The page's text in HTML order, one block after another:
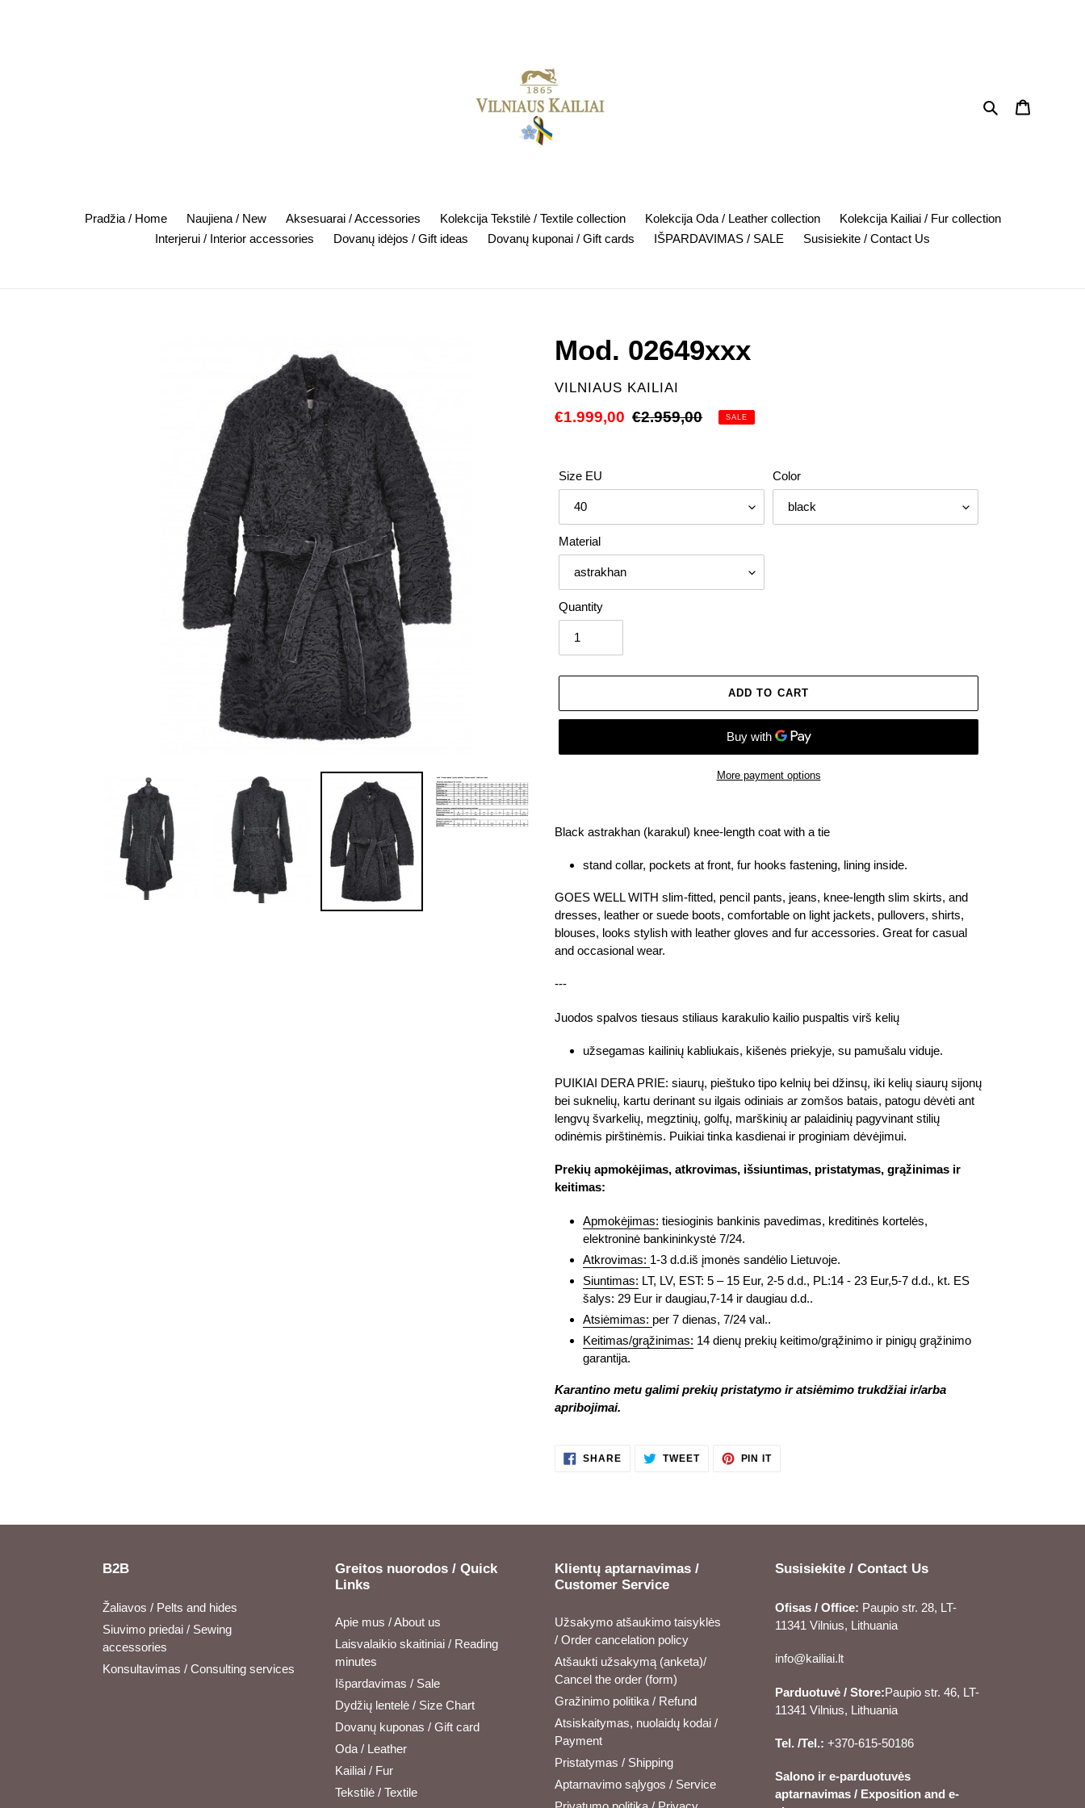
Search
Pradžia / Home Naujiena / New Aksesuarai / Accessories Kolekcija Tekstilė / Textile collection Kolekcija Oda / Leather collection
Kolekcija Kailiai / Fur collection
Interjerui / Interior accessories
Dovanų idėjos / Gift ideas Dovanų kuponai / Gift cards IŠPARDAVIMAS / SALE Susisiekite / Contact Us
Mod. 02649xxx
VENDOR
VILNIAUS KAILIAI
Sale
€1.999,00 Regular
€2.959,00 SALE
Size EU Color
Material
Quantity
ADD TO CART
More payment options
product
Black astrakhan (karakul) knee-length coat with a tie
stand collar, pockets at front, fur hooks fastening, lining inside.
GOES WELL WITH slim-fitted, pencil pants, jeans, knee-length slim skirts, and
dresses, leather or suede boots, comfortable on light jackets, pullovers, shirts,
blouses, looks stylish with leather gloves and fur accessories. Great for casual
and occasional wear.
---
Juodos spalvos tiesaus stiliaus karakulio kailio puspaltis virš kelių
užsegamas kailinių kabliukais, kišenės priekyje, su pamušalu viduje.
PUIKIAI DERA PRIE: siaurų, pieštuko tipo kelnių bei džinsų, iki kelių siaurų sijonų
bei suknelių, kartu derinant su ilgais odiniais ar zomšos batais, patogu dėvėti ant
lengvų švarkelių, megztinių, golfų, marškinių ar palaidinių pagyvinant stilių
odinėmis pirštinėmis. Puikiai tinka kasdienai ir proginiam dėvėjimui.
Prekių apmokėjimas, atkrovimas, išsiuntimas, pristatymas, grąžinimas ir
keitimas:
Apmokėjimas: tiesioginis bankinis pavedimas, kreditinės kortelės,
elektroninė bankininkystė 7/24.
Atkrovimas: 1-3 d.d.iš įmonės sandėlio Lietuvoje.
Siuntimas: LT, LV, EST: 5 – 15 Eur, 2-5 d.d., PL:14 - 23 Eur,5-7 d.d., kt. ES
šalys: 29 Eur ir daugiau,7-14 ir daugiau d.d..
Atsiėmimas: per 7 dienas, 7/24 val..
Keitimas/grąžinimas: 14 dienų prekių keitimo/grąžinimo ir pinigų grąžinimo
garantija.
Karantino metu galimi prekių pristatymo ir atsiėmimo trukdžiai ir/arba
apribojimai.
SHARESHARE TWEETTWEET
PIN ITPIN
B2B
Žaliavos / Pelts and hides
Siuvimo priedai / Sewing
accessories
Konsultavimas / Consulting services
Greitos nuorodos / Quick
Links
Apie mus / About us
Laisvalaikio skaitiniai / Reading
minutes
Išpardavimas / Sale
Dydžių lentelė / Size Chart
Dovanų kuponas / Gift card
Oda / Leather
Kailiai / Fur
Tekstilė / Textile
Klientų aptarnavimas /
Customer Service
Užsakymo atšaukimo taisyklės
/ Order cancelation policy
Atšaukti užsakymą (anketa)/
Cancel the order (form)
Gražinimo politika / Refund
Atsiskaitymas, nuolaidų kodai /
Payment
Pristatymas / Shipping
Aptarnavimo sąlygos / Service
Susisiekite / Contact Us
Ofisas / Office: Paupio str. 28, LT-
11341 Vilnius, Lithuania
info@kailiai.lt
Parduotuvė / Store:Paupio str. 46, LT-
11341 Vilnius, Lithuania
Tel. /Tel.: +370-615-50186
Salono ir e-parduotuvės
aptarnavimas / Exposition and e-